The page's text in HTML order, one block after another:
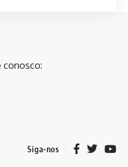
conosco:
Siga-nos